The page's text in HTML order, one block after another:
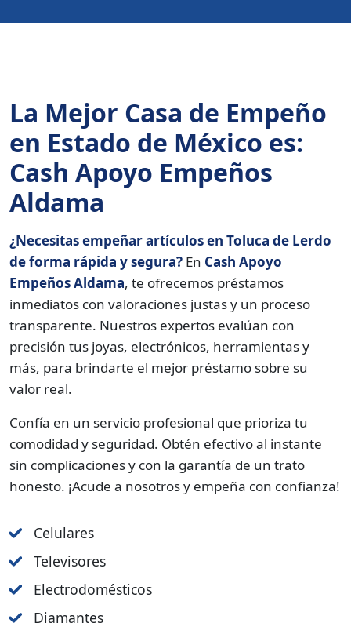
La Mejor Casa de Empeño
en Estado de México es:
Cash Apoyo Empeños
Aldama
¿Necesitas empeñar artículos en Toluca de Lerdo
de forma rápida y segura? En Cash Apoyo
Empeños Aldama, te ofrecemos préstamos
inmediatos con valoraciones justas y un proceso
transparente. Nuestros expertos evalúan con
precisión tus joyas, electrónicos, herramientas y
más, para brindarte el mejor préstamo sobre su
valor real.
Confía en un servicio profesional que prioriza tu
comodidad y seguridad. Obtén efectivo al instante
sin complicaciones y con la garantía de un trato
honesto. ¡Acude a nosotros y empeña con confianza!
Celulares
Televisores
Electrodomésticos
Diamantes